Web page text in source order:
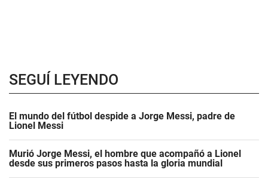
SEGUÍ LEYENDO
El mundo del fútbol despide a Jorge Messi, padre de
Lionel Messi
Murió Jorge Messi, el hombre que acompañó a Lionel
desde sus primeros pasos hasta la gloria mundial